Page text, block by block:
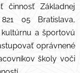
činnosť Základnej
05 Bratislava,
a športovú
oprávnené
školy voči